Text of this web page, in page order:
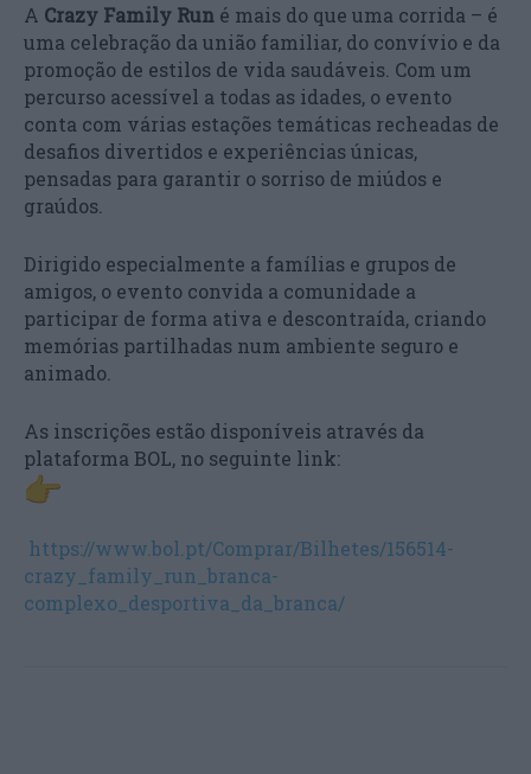
A Crazy Family Run é mais do que uma corrida – é
uma celebração da união familiar, do convívio e da
promoção de estilos de vida saudáveis. Com um
percurso acessível a todas as idades, o evento
conta com várias estações temáticas recheadas de
desafios divertidos e experiências únicas,
pensadas para garantir o sorriso de miúdos e
graúdos.
Dirigido especialmente a famílias e grupos de
amigos, o evento convida a comunidade a
participar de forma ativa e descontraída, criando
memórias partilhadas num ambiente seguro e
animado.
As inscrições estão disponíveis através da
plataforma BOL, no seguinte link:
https://www.bol.pt/Comprar/Bilhetes/156514-
crazy_family_run_branca-
complexo_desportiva_da_branca/